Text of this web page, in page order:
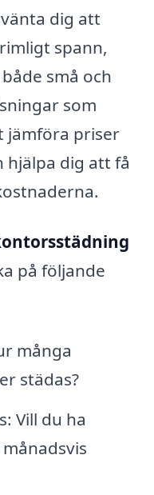
dig att
spann,
små och
som
jämföra priser
dig att få
på följande
många
städas?
Vill du ha